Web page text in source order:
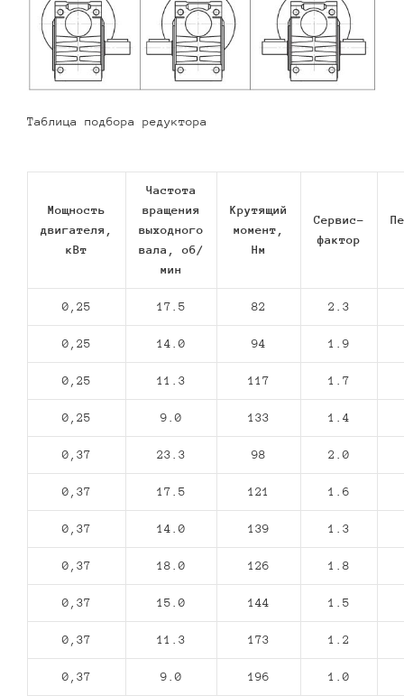
Таблица подбора редуктора
Мощность
двигателя,
кВт
Частота
вращения
выходного
вала, об/
мин
Крутящий
момент,
Нм
Сервис-
фактор
0,25 17.5 82 2.3
0,25 14.0 94 1.9
0,25 11.3 117 1.7
0,25 9.0 133 1.4
0,37 23.3 98 2.0
0,37 17.5 121 1.6
0,37 14.0 139 1.3
0,37 18.0 126 1.8
0,37 15.0 144 1.5
0,37 11.3 173 1.2
0,37 9.0 196 1.0